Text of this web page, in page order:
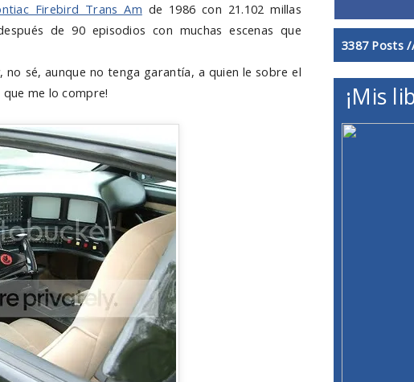
Firebird Trans Am de 1986 con 21.102 millas
de 90 episodios con muchas escenas que
no sé, aunque no tenga garantía, a quien le sobre el
me lo compre!
3387 Posts
¡Mis